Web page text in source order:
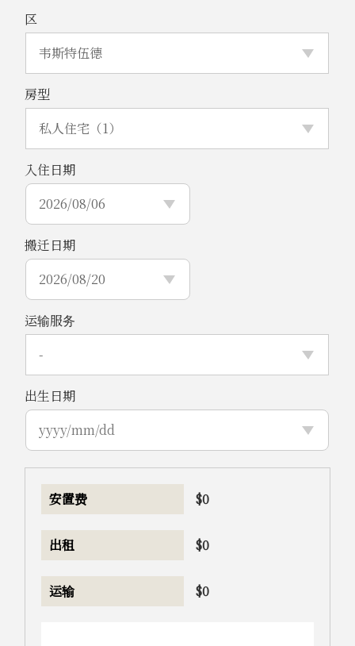
区
房型
入住日期
搬迁日期
运输服务
出生日期
安置费 $0
出租 $0
运输 $0